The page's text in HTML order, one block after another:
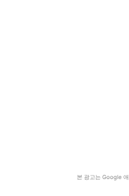
본 광고는 Google